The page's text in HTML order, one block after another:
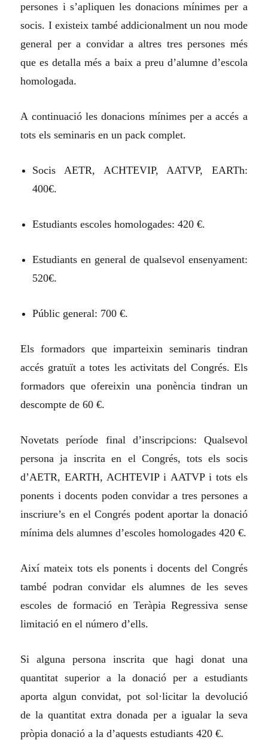
persones i s’apliquen les donacions mínimes per a
socis. I existeix també addicionalment un nou mode
general per a convidar a altres tres persones més
que es detalla més a baix a preu d’alumne d’escola
homologada.
A continuació les donacions mínimes per a accés a
tots els seminaris en un pack complet.
Socis AETR, ACHTEVIP, AATVP, EARTh:
400€.
Estudiants escoles homologades: 420 €.
Estudiants en general de qualsevol ensenyament:
520€.
Públic general: 700 €.
Els formadors que imparteixin seminaris tindran
accés gratuït a totes les activitats del Congrés. Els
formadors que ofereixin una ponència tindran un
descompte de 60 €.
Novetats període final d’inscripcions: Qualsevol
persona ja inscrita en el Congrés, tots els socis
d’AETR, EARTH, ACHTEVIP i AATVP i tots els
ponents i docents poden convidar a tres persones a
inscriure’s en el Congrés podent aportar la donació
mínima dels alumnes d’escoles homologades 420 €.
Així mateix tots els ponents i docents del Congrés
també podran convidar els alumnes de les seves
escoles de formació en Teràpia Regressiva sense
limitació en el número d’ells.
Si alguna persona inscrita que hagi donat una
quantitat superior a la donació per a estudiants
aporta algun convidat, pot sol·licitar la devolució
de la quantitat extra donada per a igualar la seva
pròpia donació a la d’aquests estudiants 420 €.